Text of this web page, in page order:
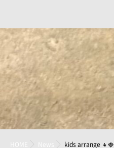
HOME News kids arrange 👧🍓